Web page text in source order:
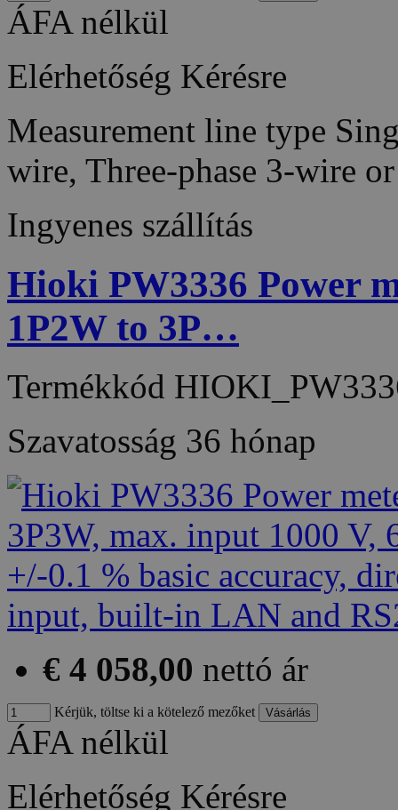
ÁFA nélkül
Elérhetőség Kérésre
Measurement line type
wire, Three-phase 3-wire
Ingyenes szállítás
Hioki PW3336 Power
1P2W to 3P…
Termékkód
Szavatosság 36 hónap
€ 4 058,00 nettó ár
Kérjük, töltse ki a kötelező mezőket
ÁFA nélkül
Elérhetőség Kérésre